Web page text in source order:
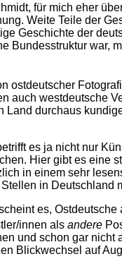
für mich eher
Weite Teile der
Geschichte der
war,
westdeutsche
durchaus
es ja nicht nur
Hier gibt es eine
in einem sehr
in
es,
innen als andere
und schon gar
Blickwechsel auf